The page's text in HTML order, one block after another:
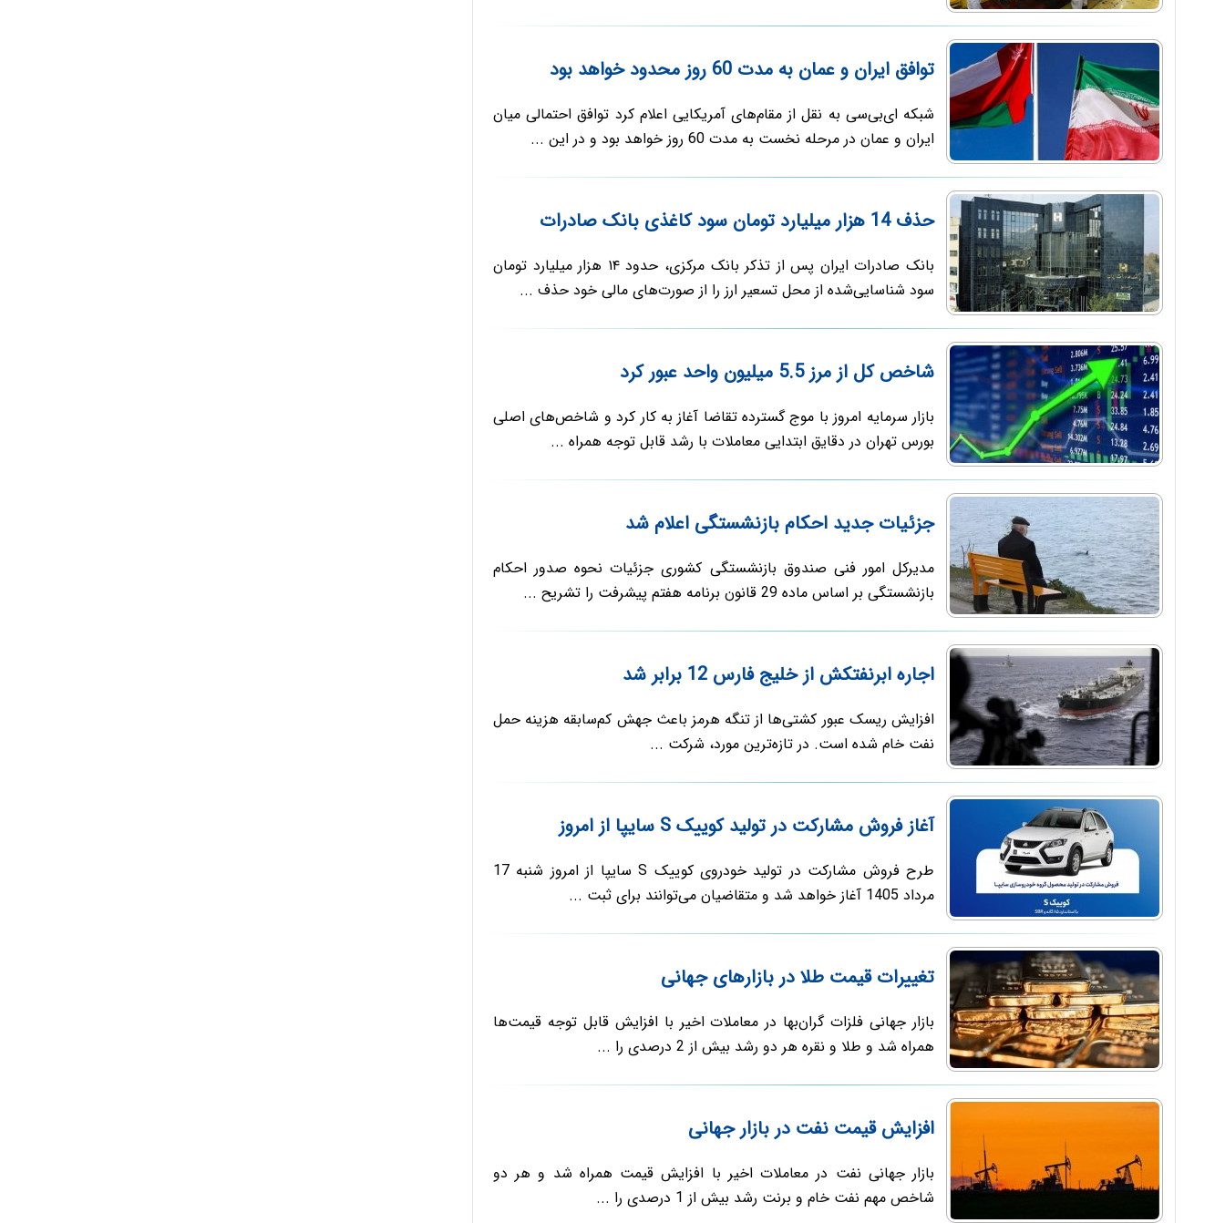
توافق ایران و عمان به مدت 60 روز محدود خواهد بود
شبکه ای‌بی‌سی به نقل از مقام‌های آمریکایی اعلام کرد توافق احتمالی میان
ایران و عمان در مرحله نخست به مدت 60 روز خواهد بود و در این ...
حذف 14 هزار میلیارد تومان سود کاغذی بانک صادرات
بانک صادرات ایران پس از تذکر بانک مرکزی، حدود ۱۴ هزار میلیارد تومان
سود شناسایی‌شده از محل تسعیر ارز را از صورت‌های مالی خود حذف ...
شاخص کل از مرز 5.5 میلیون واحد عبور کرد
بازار سرمایه امروز با موج گسترده تقاضا آغاز به کار کرد و شاخص‌های اصلی
بورس تهران در دقایق ابتدایی معاملات با رشد قابل توجه همراه ...
جزئیات جدید احکام بازنشستگی اعلام شد
مدیرکل امور فنی صندوق بازنشستگی کشوری جزئیات نحوه صدور احکام
بازنشستگی بر اساس ماده 29 قانون برنامه هفتم پیشرفت را تشریح ...
اجاره ابرنفتکش از خلیج فارس 12 برابر شد
افزایش ریسک عبور کشتی‌ها از تنگه هرمز باعث جهش کم‌سابقه هزینه حمل
نفت خام شده است. در تازه‌ترین مورد، شرکت ...
آغاز فروش مشارکت در تولید کوییک S سایپا از امروز
طرح فروش مشارکت در تولید خودروی کوییک S سایپا از امروز شنبه 17
مرداد 1405 آغاز خواهد شد و متقاضیان می‌توانند برای ثبت ...
تغییرات قیمت طلا در بازارهای جهانی
بازار جهانی فلزات گران‌بها در معاملات اخیر با افزایش قابل توجه قیمت‌ها
همراه شد و طلا و نقره هر دو رشد بیش از 2 درصدی را ...
افزایش قیمت نفت در بازار جهانی
بازار جهانی نفت در معاملات اخیر با افزایش قیمت همراه شد و هر دو
شاخص مهم نفت خام و برنت رشد بیش از 1 درصدی را ...